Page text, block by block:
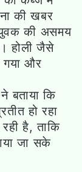
की खबर
युवक की असमय
होली जैसे
गया और
बताया कि
हो रहा
है, ताकि
जा सके